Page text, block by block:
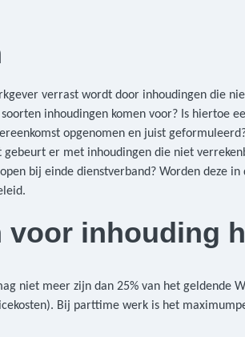
verrast wordt door inhoudingen die
inhoudingen komen voor? Is hiertoe
opgenomen en juist
gebeurt er met inhoudingen die niet
bij einde dienstverband? Worden deze in
voor inhouding
niet meer zijn dan 25% van het geldende
Bij parttime werk is het